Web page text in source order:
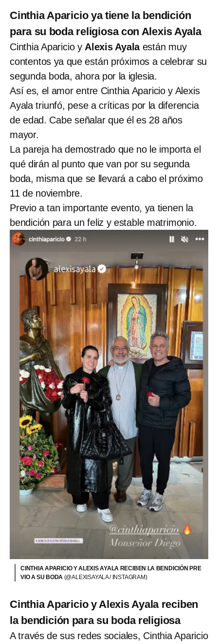
Cinthia Aparicio ya tiene la bendición
para su boda religiosa con Alexis Ayala
Cinthia Aparicio y Alexis Ayala están muy
contentos ya que están próximos a celebrar su
segunda boda, ahora por la iglesia.
Así es, el amor entre Cinthia Aparicio y Alexis
Ayala triunfó, pese a críticas por la diferencia
de edad. Cabe señalar que él es 28 años
mayor.
La pareja ha demostrado que no le importa el
qué dirán al punto que van por su segunda
boda, misma que se llevará a cabo el próximo
11 de noviembre.
Previo a tan importante evento, ya tienen la
bendición para un feliz y estable matrimonio.
CINTHIA APARICIO Y ALEXIS AYALA RECIBEN LA BENDICIÓN PRE
VIO A SU BODA (@ALEXISAYALA / INSTAGRAM)
Cinthia Aparicio y Alexis Ayala reciben
la bendición para su boda religiosa
A través de sus redes sociales, Cinthia Aparicio